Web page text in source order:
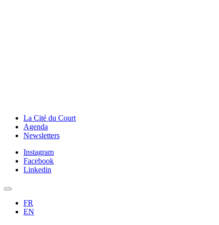
La Cité du Court
Agenda
Newsletters
Instagram
Facebook
Linkedin
FR
EN